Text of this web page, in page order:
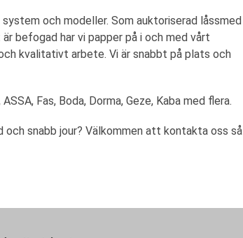
och modeller. Som auktoriserad låssmed
befogad har vi papper på i och med vårt
kvalitativt arbete. Vi är snabbt på plats och
Fas, Boda, Dorma, Geze, Kaba med flera.
snabb jour? Välkommen att kontakta oss så